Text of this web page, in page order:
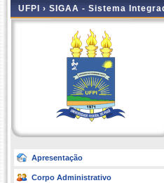
UFPI › SIGAA - Sistema
Apresentação
Corpo Administrativo